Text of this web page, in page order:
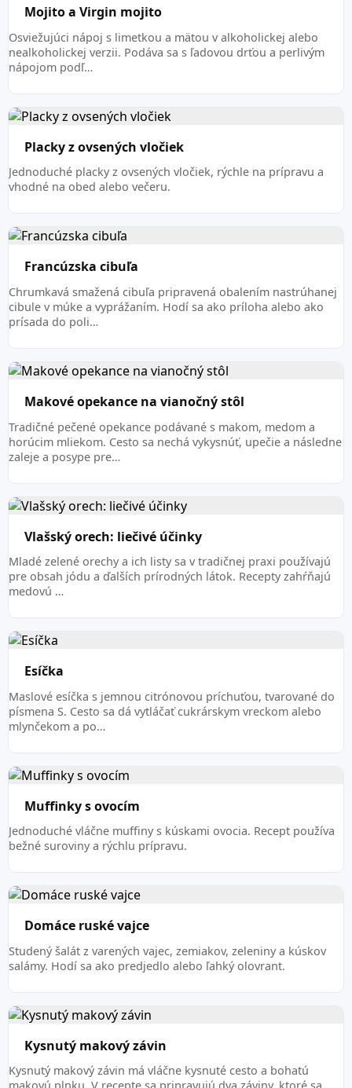
Mojito a Virgin mojito
Osviežujúci nápoj s limetkou a mätou v alkoholickej alebo
nealkoholickej verzii. Podáva sa s ľadovou drťou a perlivým
nápojom podľ…
Placky z ovsených vločiek
Jednoduché placky z ovsených vločiek, rýchle na prípravu a
vhodné na obed alebo večeru.
Francúzska cibuľa
Chrumkavá smažená cibuľa pripravená obalením nastrúhanej
cibule v múke a vyprážaním. Hodí sa ako príloha alebo ako
prísada do poli…
Makové opekance na vianočný stôl
Tradičné pečené opekance podávané s makom, medom a
horúcim mliekom. Cesto sa nechá vykysnúť, upečie a následne
zaleje a posype pre…
Vlašský orech: liečivé účinky
Mladé zelené orechy a ich listy sa v tradičnej praxi používajú
pre obsah jódu a ďalších prírodných látok. Recepty zahŕňajú
medovú …
Esíčka
Maslové esíčka s jemnou citrónovou príchuťou, tvarované do
písmena S. Cesto sa dá vytláčať cukrárskym vreckom alebo
mlynčekom a po…
Muffinky s ovocím
Jednoduché vláčne muffiny s kúskami ovocia. Recept používa
bežné suroviny a rýchlu prípravu.
Domáce ruské vajce
Studený šalát z varených vajec, zemiakov, zeleniny a kúskov
salámy. Hodí sa ako predjedlo alebo ľahký olovrant.
Kysnutý makový závin
Kysnutý makový závin má vláčne kysnuté cesto a bohatú